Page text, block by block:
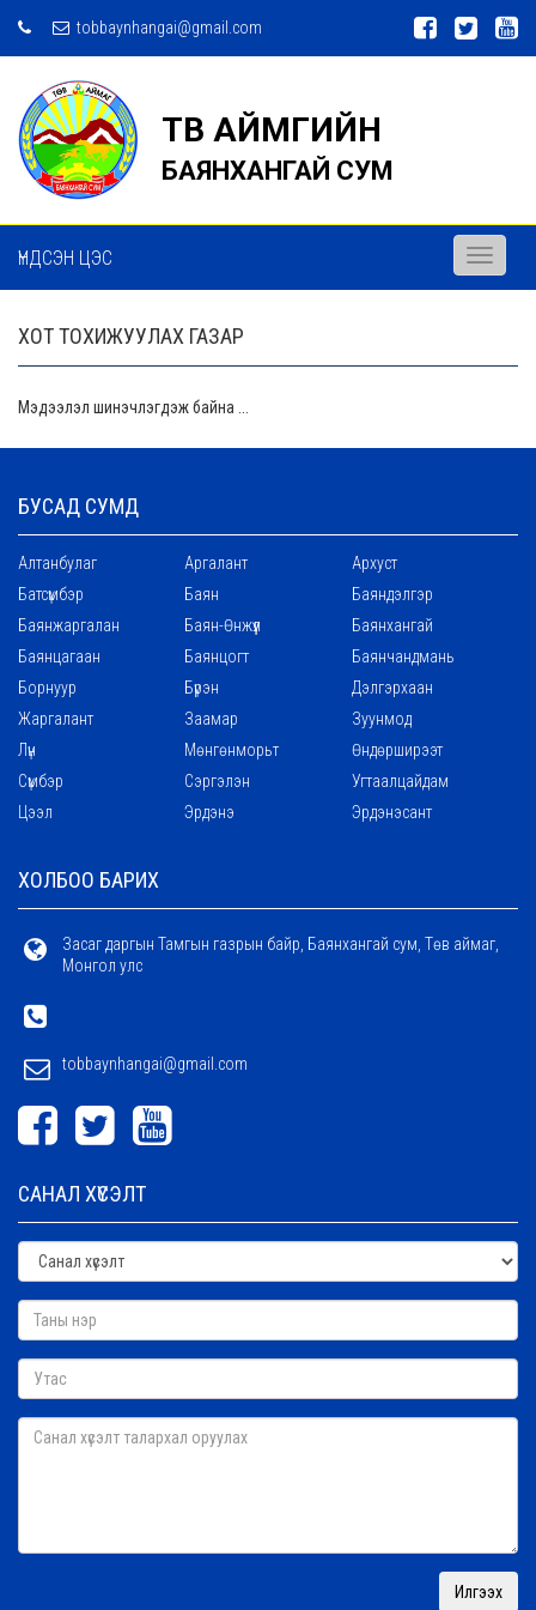
tobbaynhangai@gmail.com
ТӨВ АЙМГИЙН
БАЯНХАНГАЙ СУМ
ҮНДСЭН ЦЭС
Toggle
ХОТ ТОХИЖУУЛАХ ГАЗАР
Мэдээлэл шинэчлэгдэж байна ...
БУСАД СУМД
Алтанбулаг Аргалант
Архуст
Батсүмбэр
Баян
Баяндэлгэр
Баянжаргалан
Баян-Өнжүүл
Баянхангай
Баянцагаан
Баянцогт
Баянчандмань
Борнуур
Бүрэн
Дэлгэрхаан
Жаргалант
Заамар
Зуунмод
Лүн
Мөнгөнморьт
Өндөрширээт
Сүмбэр
Сэргэлэн
Угтаалцайдам
Цээл
Эрдэнэ Эрдэнэсант
ХОЛБОО БАРИХ
Засаг даргын Тамгын газрын байр, Баянхангай сум, Төв аймаг,
Монгол улс
tobbaynhangai@gmail.com
САНАЛ ХҮСЭЛТ